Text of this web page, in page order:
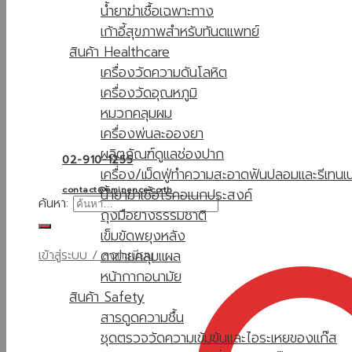
02-910-1255
contact@eminence.co.th
ค้นหา:
เข้าสู่ระบบ / ลงทะเบียน
น้ำยาฆ่าเชื้อเฉพาะทาง
เก้าอี้สุขภาพสำหรับทันตแพทย์
สินค้า Healthcare
เครื่องวัดความดันโลหิต
เครื่องวัดอุณหภูมิ
หมวกคลุมผม
เครื่องพ่นละอองยา
ผลิตภัณฑ์ดูแลช่องปาก
เครื่อง/เม็ดฟู่ทำความสะอาดฟันปลอมและรีเทนเ
น้ำยาฆ่าเชื้อโรคอเนกประสงค์
ถุงมือยางธรรมชาติ
เข็มขัดพยุงหลัง
ตาข่ายคลุมแผล
หน้ากากอนามัย
สินค้า Safety
สารดูดความชื้น
ชุดตรวจวัดความเข้มข้นและไอระเหยของแก๊ส